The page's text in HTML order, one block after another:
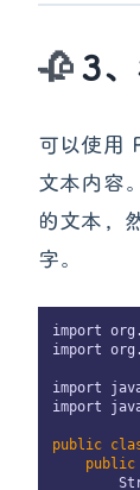
3
可以使用
文本内容
的文本，
字。
import
import
import
import
public
public